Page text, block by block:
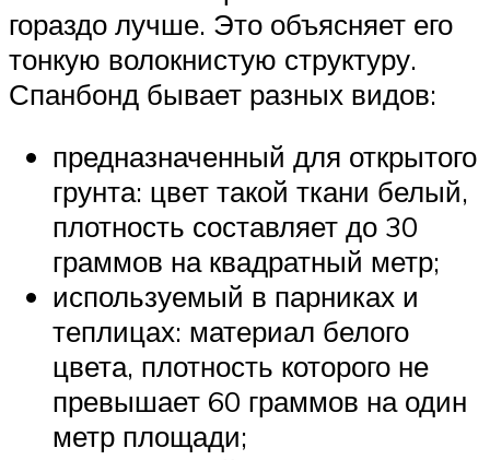
гораздо лучше. Это объясняет его
тонкую волокнистую структуру.
Спанбонд бывает разных видов:
предназначенный для открытого
грунта: цвет такой ткани белый,
плотность составляет до 30
граммов на квадратный метр;
используемый в парниках и
теплицах: материал белого
цвета, плотность которого не
превышает 60 граммов на один
метр площади;